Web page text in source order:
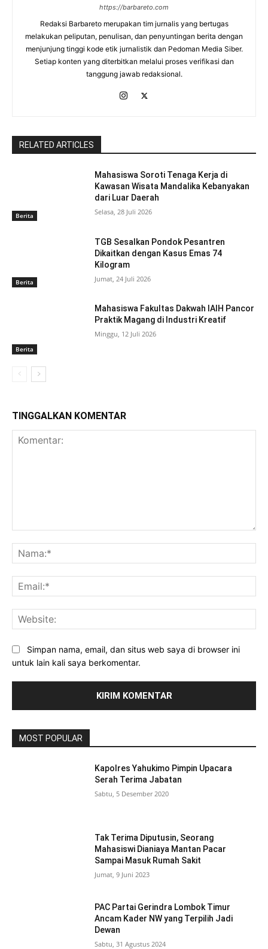
https://barbareto.com
Redaksi Barbareto merupakan tim jurnalis yang bertugas
melakukan peliputan, penulisan, dan penyuntingan berita dengan
menjunjung tinggi kode etik jurnalistik dan Pedoman Media Siber.
Setiap konten yang diterbitkan melalui proses verifikasi dan
tanggung jawab redaksional.
RELATED ARTICLES
Berita
Mahasiswa Soroti Tenaga Kerja di
Kawasan Wisata Mandalika Kebanyakan
dari Luar Daerah
Selasa, 28 Juli 2026
Berita
TGB Sesalkan Pondok Pesantren
Dikaitkan dengan Kasus Emas 74
Kilogram
Jumat, 24 Juli 2026
Berita
Mahasiswa Fakultas Dakwah IAIH Pancor
Praktik Magang di Industri Kreatif
Minggu, 12 Juli 2026
TINGGALKAN KOMENTAR
Simpan nama, email, dan situs web saya di browser ini
untuk lain kali saya berkomentar.
MOST POPULAR
Kapolres Yahukimo Pimpin Upacara
Serah Terima Jabatan
Sabtu, 5 Desember 2020
Tak Terima Diputusin, Seorang
Mahasiswi Dianiaya Mantan Pacar
Sampai Masuk Rumah Sakit
Jumat, 9 Juni 2023
PAC Partai Gerindra Lombok Timur
Ancam Kader NW yang Terpilih Jadi
Dewan
Sabtu, 31 Agustus 2024